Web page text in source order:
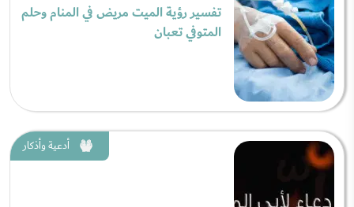
تفسير رؤية الميت مريض في المنام وحلم
المتوفي تعبان
أدعية وأذكار